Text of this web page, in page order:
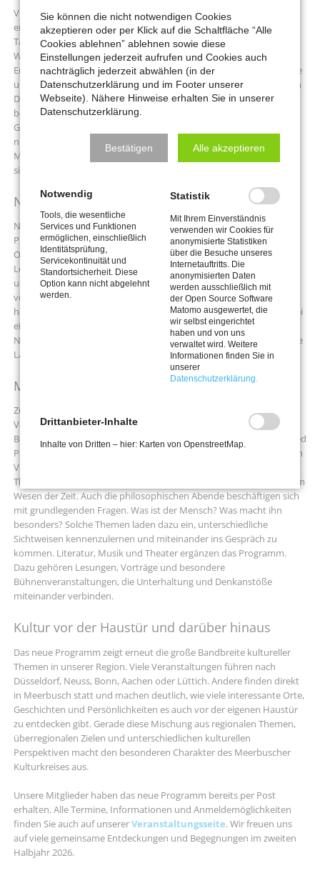
Viele Veranstaltungen führen in die Vergangenheit und zeigen, wie
eng Geschichte mit unserer Gegenwart verbunden ist. Eine
Tagesfahrt nach Aachen widmet sich Karl dem Großen und den
Wurzeln Europas. Im Haus der Geschichte in Bonn wird die
Entwicklung Deutschlands seit 1945 anhand eindrucksvoller Objekte
und persönlicher Geschichten nachvollziehbar. Auch die Lesung von
Dorothee Krings über die Gerresheimer Glashütte oder die
besondere Bustour „Von Meerbusch nach Meerbusch“ machen
Geschichte auf lebendige Weise erlebbar. Dabei richtet sich der Blick
nicht nur auf große historische Ereignisse, sondern auch auf die
Menschen, die sie geprägt haben, und auf die Spuren, die bis heute
sichtbar geblieben sind.
Natur, Umwelt und Landschaft
Natur und Umwelt bilden einen weiteren Schwerpunkt des
Programms. Die Ausstellung „Mythos Wald“ im Gasometer
Oberhausen beschäftigt sich mit einem der faszinierendsten
Lebensräume unseres Planeten. Im Clemens-Sels-Museum geht es
um die Frage, wie der Mensch Landschaften über Jahrhunderte
verändert hat und wie sich unser Verständnis von Natur gewandelt
hat. Wer lieber selbst unterwegs ist, kann die Hinsbecker Schweiz bei
einer Kulturwanderung entdecken. Dort verbinden sich
Naturerlebnis, regionale Geschichte und interessante Einblicke in die
Landschaft des Niederrheins.
Menschen, Gedanken und Geschichten
Zum Meerbuscher Kulturkreis gehören seit jeher auch
Veranstaltungen, die zum Nachdenken anregen oder persönliche
Begegnungen ermöglichen. Beim Kulturstammtisch berichtet Wilfried
Pahlke aus seinem Alltag als evangelischer Pfarrer. Die gemeinsamen
Veranstaltungen mit der Evangelischen Kirchengemeinde greifen
Themen auf, die viele Menschen bewegen – etwa die Frage nach dem
Wesen der Zeit. Auch die philosophischen Abende beschäftigen sich
mit grundlegenden Fragen. Was ist der Mensch? Was macht ihn
besonders? Solche Themen laden dazu ein, unterschiedliche
Sichtweisen kennenzulernen und miteinander ins Gespräch zu
kommen. Literatur, Musik und Theater ergänzen das Programm.
Dazu gehören Lesungen, Vorträge und besondere
Bühnenveranstaltungen, die Unterhaltung und Denkanstöße
miteinander verbinden.
Kultur vor der Haustür und darüber hinaus
Das neue Programm zeigt erneut die große Bandbreite kultureller
Themen in unserer Region. Viele Veranstaltungen führen nach
Düsseldorf, Neuss, Bonn, Aachen oder Lüttich. Andere finden direkt
in Meerbusch statt und machen deutlich, wie viele interessante Orte,
Geschichten und Persönlichkeiten es auch vor der eigenen Haustür
zu entdecken gibt. Gerade diese Mischung aus regionalen Themen,
überregionalen Zielen und unterschiedlichen kulturellen
Perspektiven macht den besonderen Charakter des Meerbuscher
Kulturkreises aus.
Unsere Mitglieder haben das neue Programm bereits per Post
erhalten. Alle Termine, Informationen und Anmeldemöglichkeiten
finden Sie auch auf unsererVeranstaltungsseite. Wir freuen uns
auf viele gemeinsame Entdeckungen und Begegnungen im zweiten
Halbjahr 2026.
Sie können die nicht notwendigen Cookies
akzeptieren oder per Klick auf die Schaltfläche “Alle
Cookies ablehnen” ablehnen sowie diese
Einstellungen jederzeit aufrufen und Cookies auch
nachträglich jederzeit abwählen (in der
Datenschutzerklärung und im Footer unserer
Webseite). Nähere Hinweise erhalten Sie in unserer
Datenschutzerklärung.
Bestätigen Alle akzeptieren
Notwendig
Tools, die wesentliche
Services und Funktionen
ermöglichen, einschließlich
Identitätsprüfung,
Servicekontinuität und
Standortsicherheit. Diese
Option kann nicht abgelehnt
werden.
Statistik
Mit Ihrem Einverständnis
verwenden wir Cookies für
anonymisierte Statistiken
über die Besuche unseres
Internetauftritts. Die
anonymisierten Daten
werden ausschließlich mit
der Open Source Software
Matomo ausgewertet, die
wir selbst eingerichtet
haben und von uns
verwaltet wird. Weitere
Informationen finden Sie in
unserer
Datenschutzerklärung.
Drittanbieter-Inhalte
Inhalte von Dritten – hier: Karten von OpenstreetMap.